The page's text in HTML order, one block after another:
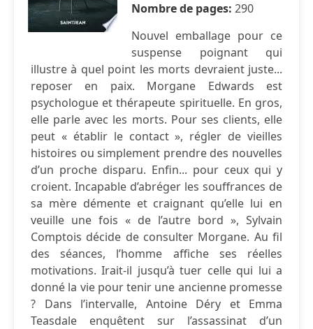
Nombre de pages: 290
Nouvel emballage pour ce
suspense poignant qui
illustre à quel point les morts devraient juste...
reposer en paix. Morgane Edwards est
psychologue et thérapeute spirituelle. En gros,
elle parle avec les morts. Pour ses clients, elle
peut « établir le contact », régler de vieilles
histoires ou simplement prendre des nouvelles
d’un proche disparu. Enfin... pour ceux qui y
croient. Incapable d’abréger les souffrances de
sa mère démente et craignant qu’elle lui en
veuille une fois « de l’autre bord », Sylvain
Comptois décide de consulter Morgane. Au fil
des séances, l’homme affiche ses réelles
motivations. Irait-il jusqu’à tuer celle qui lui a
donné la vie pour tenir une ancienne promesse
? Dans l’intervalle, Antoine Déry et Emma
Teasdale enquêtent sur l’assassinat d’un